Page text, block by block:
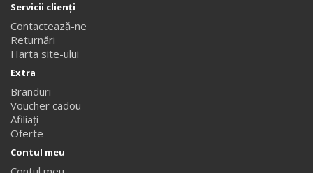
Servicii clienţi
Contactează-ne
Returnări
Harta site-ului
Extra
Branduri
Voucher cadou
Afiliaţi
Oferte
Contul meu